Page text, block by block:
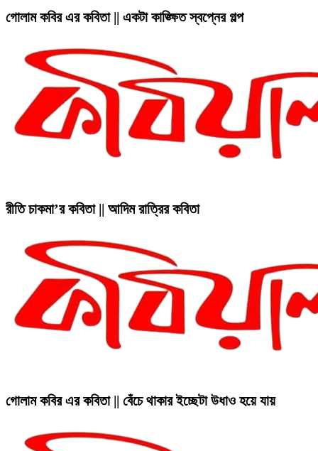
গোলাম কবির এর কবিতা || একটা কাঙ্ক্ষিত স্বপ্নের গল্প
রীতি চাকমা’র কবিতা || আদিম রাত্রির কবিতা
গোলাম কবির এর কবিতা || বেঁচে থাকার ইচ্ছেটা উধাও হয়ে যায়